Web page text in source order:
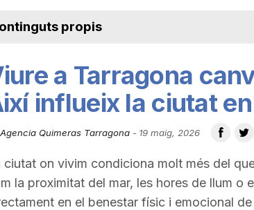
t
propis
a Tarragona
influeix la ciutat
Agencia Quimeras Tarragona- 19 maig, 2026
ciutat on vivim condiciona molt més del
la proximitat del mar, les hores de llum o
en el benestar físic i emocional